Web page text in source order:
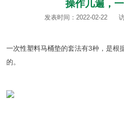
操作几遍，
发表时间：2022-02-22
一次性塑料马桶垫的套法有3种，是根
的。